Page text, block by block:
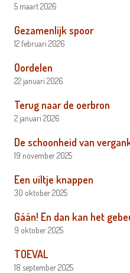
5 maart 2026
Gezamenlijk spoor
12 februari 2026
Oordelen
22 januari 2026
Terug naar de oerbron
2 januari 2026
De schoonheid van
19 november 2025
Een uiltje knappen
30 oktober 2025
Gáán! En dan kan het
9 oktober 2025
TOEVAL
18 september 2025